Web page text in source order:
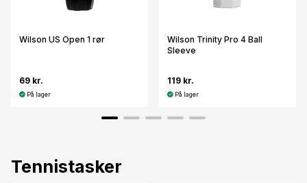
Wilson US Open 1 rør
69 kr.
På lager
Wilson Trinity Pro 4 Ball
Sleeve
119 kr.
På lager
Tennistasker